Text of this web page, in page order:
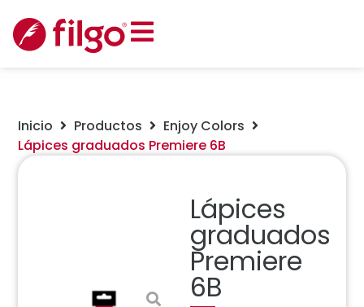
Inicio Productos
Enjoy Colors
Lápices graduados Premiere 6B
Lápices
graduados
Premiere
6B